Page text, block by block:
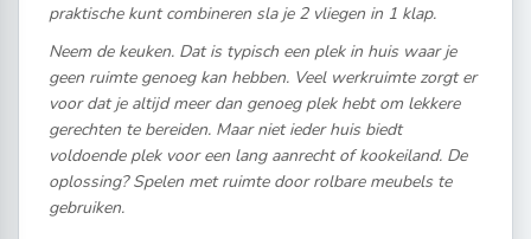
praktische kunt combineren sla je 2 vliegen in 1 klap.
Neem de keuken. Dat is typisch een plek in huis waar je
geen ruimte genoeg kan hebben. Veel werkruimte zorgt er
voor dat je altijd meer dan genoeg plek hebt om lekkere
gerechten te bereiden. Maar niet ieder huis biedt
voldoende plek voor een lang aanrecht of kookeiland. De
oplossing? Spelen met ruimte door rolbare meubels te
gebruiken.